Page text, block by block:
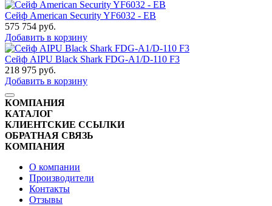
Сейф American Security YF6032 - EB
575 754 руб.
Добавить в корзину
Сейф AIPU Black Shark FDG-A1/D-110 F3
218 975 руб.
Добавить в корзину
КОМПАНИЯ
КАТАЛОГ
КЛИЕНТСКИЕ ССЫЛКИ
ОБРАТНАЯ СВЯЗЬ
КОМПАНИЯ
О компании
Производители
Контакты
Отзывы